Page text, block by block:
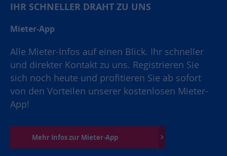
IHR SCHNELLER DRAHT ZU UNS
Mieter-App
Alle Mieter-Infos auf einen Blick. Ihr schneller
und direkter Kontakt zu uns. Registrieren Sie
sich noch heute und profitieren Sie ab sofort
von den Vorteilen unserer kostenlosen Mieter-
App!
Mehr Infos zur Mieter-App